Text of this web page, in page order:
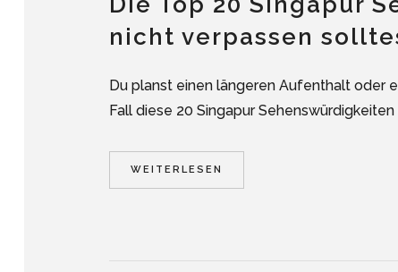
nicht verpassen
Du planst einen längeren Aufenthalt oder
Fall diese 20 Singapur
WEITERLESEN